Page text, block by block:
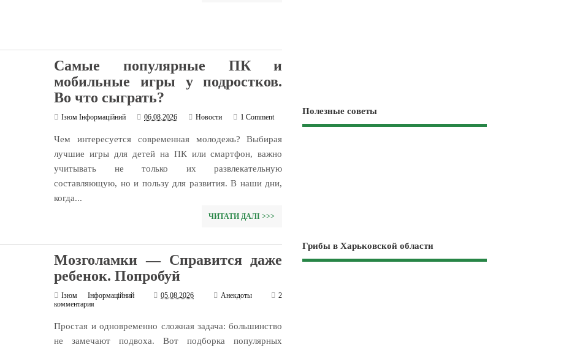
Самые популярные ПК и
мобильные игры у подростков.
Во что сыграть?
Ізюм Інформаційний 06.08.2026 Новости 1 Comment
Чем интересуется современная молодежь? Выбирая
лучшие игры для детей на ПК или смартфон, важно
учитывать не только их развлекательную
составляющую, но и пользу для развития. В наши дни,
когда...
ЧИТАТИ ДАЛІ >>>
Мозголамки — Справится даже
ребенок. Попробуй
Ізюм Інформаційний 05.08.2026 Анекдоты
2
комментария
Простая и одновременно сложная задача: большинство
не замечают подвоха. Вот подборка популярных
Полезные советы
Грибы в Харьковской области